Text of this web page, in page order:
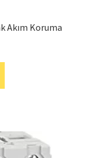
Akım Koruma